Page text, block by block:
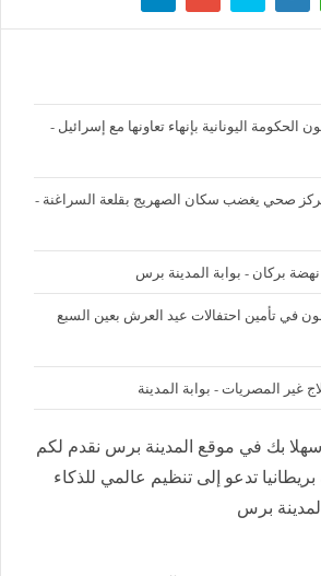
الحكومة اليونانية بإنهاء تعاونها مع إسرائيل -
صحي يغضب سكان الصهريج بقلعة السراغنة -
بركان - بوابة المدينة برس
في تأمين احتفالات عيد العرش بعين السبع
غير المصريات - بوابة المدينة
بك في موقع المدينة برس نقدم لكم
بريطانيا تدعو إلى تنظيم عالمي للذكاء
برس